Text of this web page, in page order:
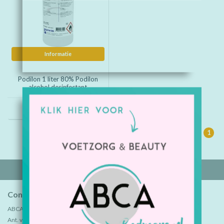
Informatie
Podilon 1 liter 80% Podilon
alcohol desinfectant
€14,80
1
Contactgegevens
ABCA B.V.
Ant. van Leeuwenhoekweg 7